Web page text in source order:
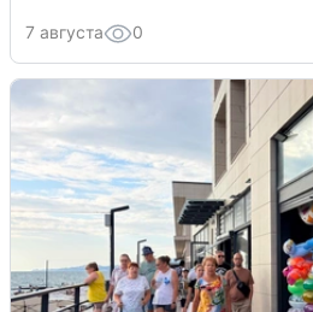
7 августа 0